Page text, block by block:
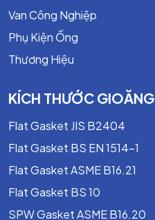
Van Công Nghiệp
Phụ Kiện Ống
Thương Hiệu
KÍCH THƯỚC GIOĂNG
Flat Gasket JIS B2404
Flat Gasket BS EN 1514-1
Flat Gasket ASME B16.21
Flat Gasket BS 10
SPW Gasket ASME B16.20